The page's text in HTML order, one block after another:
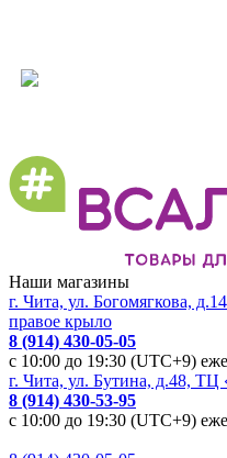
Наши магазины
г. Чита, ул. Богомягкова,
правое крыло
8 (914) 430-05-05
с 10:00 до 19:30 (UTC+9)
г. Чита, ул. Бутина, д.48,
8 (914) 430-53-95
с 10:00 до 19:30 (UTC+9)